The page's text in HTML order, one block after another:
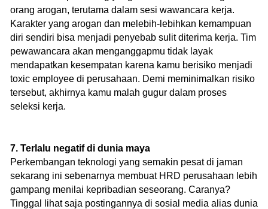
orang arogan, terutama dalam sesi wawancara kerja.
Karakter yang arogan dan melebih-lebihkan kemampuan
diri sendiri bisa menjadi penyebab sulit diterima kerja. Tim
pewawancara akan menganggapmu tidak layak
mendapatkan kesempatan karena kamu berisiko menjadi
toxic employee di perusahaan. Demi meminimalkan risiko
tersebut, akhirnya kamu malah gugur dalam proses
seleksi kerja.
7. Terlalu negatif di dunia maya
Perkembangan teknologi yang semakin pesat di jaman
sekarang ini sebenarnya membuat HRD perusahaan lebih
gampang menilai kepribadian seseorang. Caranya?
Tinggal lihat saja postingannya di sosial media alias dunia